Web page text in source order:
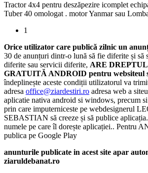
Tractor 4x4 pentru deszăpezire icomplet
Tuber 40 omologat . motor Yanmar sau
1
Orice utilizator care publică zilnic un
30 de anunțuri dintr-o lună să fie diferite și să
diferite sau servicii diferite, ARE
GRATUITĂ ANDROID pentru websiteul
îndeplinește aceste condiții utilizatorul va
adresa office@ziardestiri.ro adresa web a
aplicatie nativa android si windows, precum si
prin care imputerniceste pe webdesignerul
SEBASTIAN să creeze și să publice
numele pe care îl dorește aplicației.. Pentru
publica pe Google Play
anunturile publicate in acest site apar
ziaruldebanat.ro